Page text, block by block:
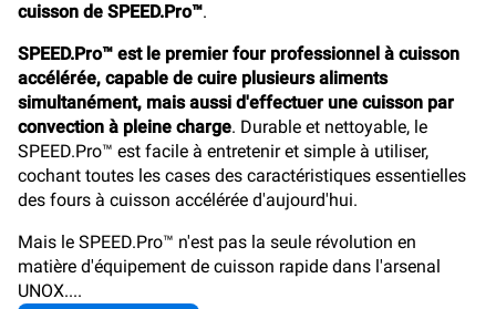
cuisson de SPEED.Pro™.
SPEED.Pro™ est le premier four professionnel à cuisson
accélérée, capable de cuire plusieurs aliments
simultanément, mais aussi d'effectuer une cuisson par
convection à pleine charge. Durable et nettoyable, le
SPEED.Pro™ est facile à entretenir et simple à utiliser,
cochant toutes les cases des caractéristiques essentielles
des fours à cuisson accélérée d'aujourd'hui.
Mais le SPEED.Pro™ n'est pas la seule révolution en
matière d'équipement de cuisson rapide dans l'arsenal
UNOX....